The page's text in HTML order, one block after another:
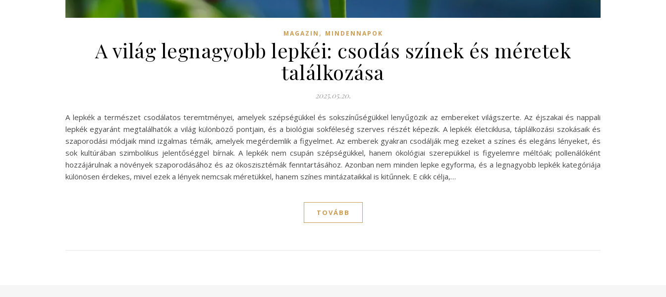
MAGAZIN , MINDENNAPOK
A világ legnagyobb lepkéi: csodás színek és méretek
találkozása
2025.05.20.
A lepkék a természet csodálatos teremtményei, amelyek szépségükkel és sokszínűségükkel lenyűgözik az embereket világszerte. Az éjszakai és nappali
lepkék egyaránt megtalálhatók a világ különböző pontjain, és a biológiai sokféleség szerves részét képezik. A lepkék életciklusa, táplálkozási szokásaik és
szaporodási módjaik mind izgalmas témák, amelyek megérdemlik a figyelmet. Az emberek gyakran csodálják meg ezeket a színes és elegáns lényeket, és
sok kultúrában szimbolikus jelentőséggel bírnak. A lepkék nem csupán szépségükkel, hanem ökológiai szerepükkel is figyelemre méltóak; pollenálóként
hozzájárulnak a növények szaporodásához és az ökoszisztémák fenntartásához. Azonban nem minden lepke egyforma, és a legnagyobb lepkék kategóriája
különösen érdekes, mivel ezek a lények nemcsak méretükkel, hanem színes mintázataikkal is kitűnnek. E cikk célja,…
TOVÁBB